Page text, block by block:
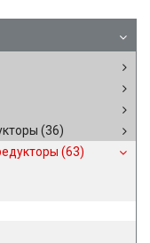
(36)
(63)